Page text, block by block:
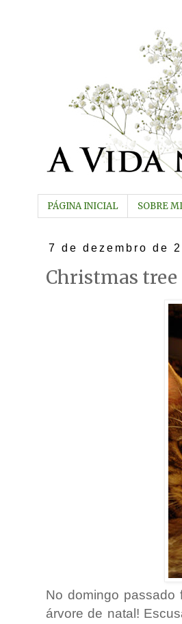
PÁGINA INICIAL SOBRE
7 de dezembro de
Christmas tree
No domingo passado
árvore de natal!